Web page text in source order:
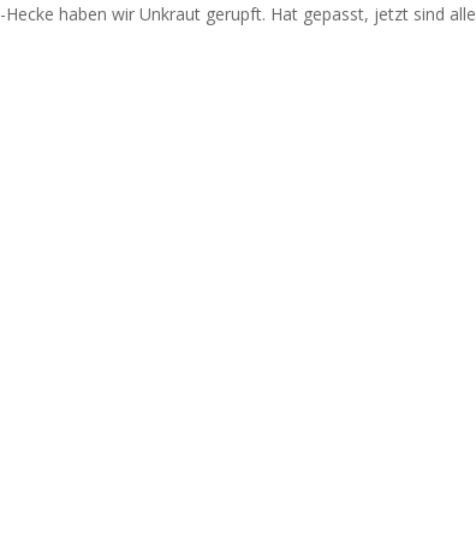
haben wir Unkraut gerupft. Hat gepasst, jetzt sind